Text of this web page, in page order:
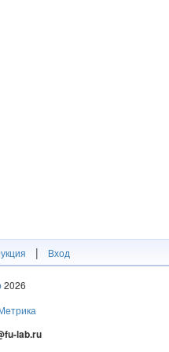
| Вход
2026
lab.ru